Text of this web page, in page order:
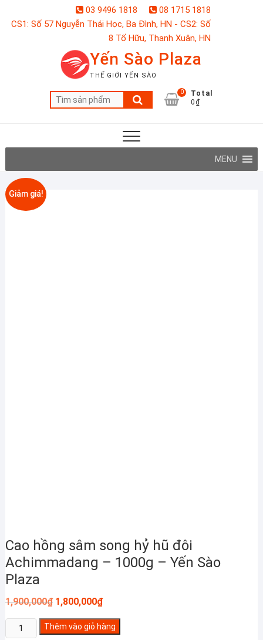
03 9496 1818
08 1715 1818
CS1: Số 57 Nguyễn Thái Học, Ba Đình, HN - CS2: Số
8 Tố Hữu, Thanh Xuân, HN
Yến Sào Plaza
THẾ GIỚI YẾN SÀO
Tìm
kiếm:
0
Total
0₫
MENU
Giảm giá!
Cao hồng sâm song hỷ hũ đôi
Achimmadang – 1000g – Yến Sào
Plaza
1,900,000₫ Giá
gốc
là:
1,900,000₫.
1,800,000₫Giá
hiện
tại
là:
1,800,000₫.
Cao
Thêm vào giỏ hàng